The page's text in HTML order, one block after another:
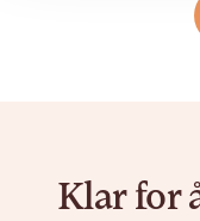
Klar for